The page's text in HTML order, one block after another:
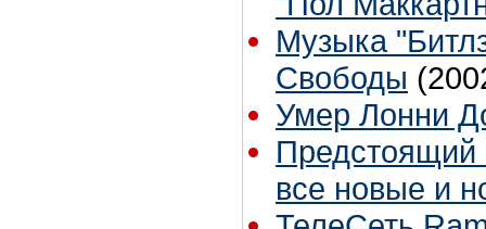
Музыка
Свободы
Умер Лонни
Предстоящий
все новые и